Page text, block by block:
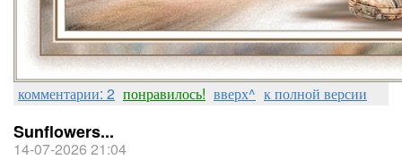
комментарии: 2 понравилось! вверх^ к полной версии
Sunflowers...
14-07-2026 21:04